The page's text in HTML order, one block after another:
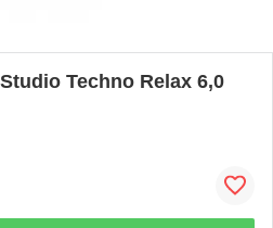
Techno Relax 6,0